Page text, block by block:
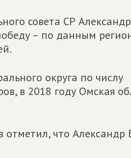
совета СР
– по данным
округа по числу
в 2018 году Омская
что Александр